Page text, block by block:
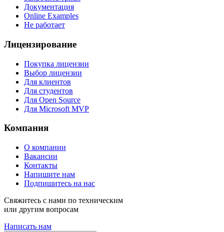
Документация
Online Examples
Не работает
Лицензирование
Покупка лицензии
Выбор лицензии
Для клиентов
Для студентов
Для Open Source
Для Microsoft MVP
Компания
О компании
Вакансии
Контакты
Напишите нам
Подпишитесь на нас
Свяжитесь с нами по техническим
или другим вопросам
Написать нам